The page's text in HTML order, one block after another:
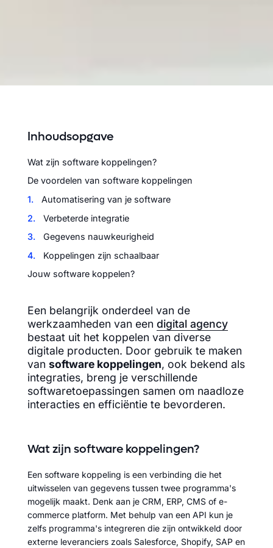
Inhoudsopgave
Wat zijn software koppelingen?
De voordelen van software koppelingen
1.
Automatisering van je software
2.
Verbeterde integratie
3.
Gegevens nauwkeurigheid
4.
Koppelingen zijn schaalbaar
Jouw software koppelen?
Een belangrijk onderdeel van de
werkzaamheden van een digital agency
bestaat uit het koppelen van diverse
digitale producten. Door gebruik te maken
van software koppelingen, ook bekend als
integraties, breng je verschillende
softwaretoepassingen samen om naadloze
interacties en efficiëntie te bevorderen.
Wat zijn software koppelingen?
Een software koppeling is een verbinding die het
uitwisselen van gegevens tussen twee programma's
mogelijk maakt. Denk aan je CRM, ERP, CMS of e-
commerce platform. Met behulp van een API kun je
zelfs programma's integreren die zijn ontwikkeld door
externe leveranciers zoals Salesforce, Shopify, SAP en